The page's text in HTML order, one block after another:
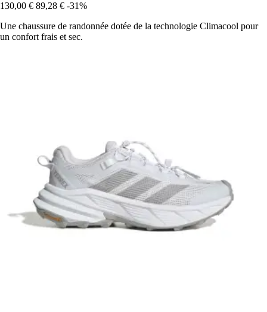
130,00 € 89,28 € -31%
Une chaussure de randonnée dotée de la technologie Climacool pour
un confort frais et sec.